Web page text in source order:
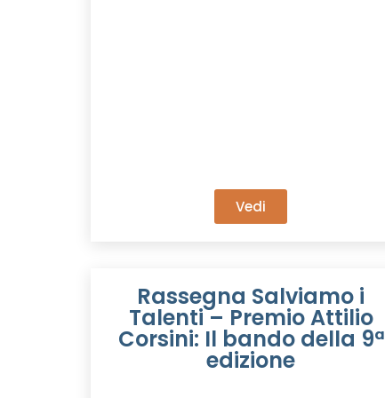
Vedi
Rassegna Salviamo i
Talenti – Premio Attilio
Corsini: Il bando della 9ª
edizione